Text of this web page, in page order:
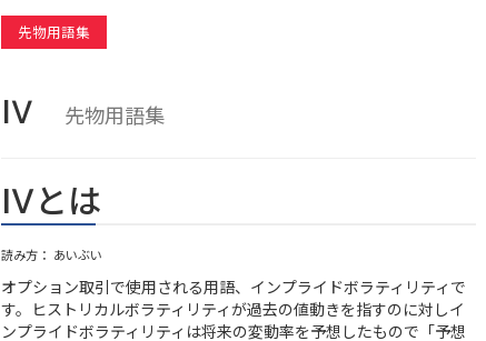
先物用語集
IⅤ 先物用語集
IⅤとは
読み方： あいぶい
オプション取引で使用される用語、インプライドボラティリティで
す。ヒストリカルボラティリティが過去の値動きを指すのに対しイ
ンプライドボラティリティは将来の変動率を予想したもので「予想